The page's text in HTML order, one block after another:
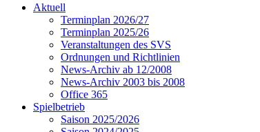
Aktuell
Terminplan 2026/27
Terminplan 2025/26
Veranstaltungen des SVS
Ordnungen und Richtlinien
News-Archiv ab 12/2008
News-Archiv 2003 bis 2008
Office 365
Spielbetrieb
Saison 2025/2026